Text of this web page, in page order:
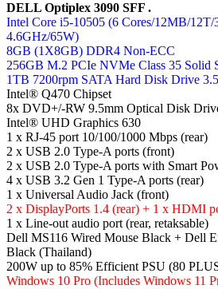
DELL Optiplex 3090 SFF .
Intel Core i5-10505 (6 Cores/12MB/
4.6GHz/65W)
8GB (1X8GB) DDR4 Non-ECC
256GB M.2 PCIe NVMe Class 35 Solid
1TB 7200rpm SATA Hard Disk Drive
Intel® Q470 Chipset
8x DVD+/-RW 9.5mm Optical Disk
Intel® UHD Graphics 630
1 x RJ-45 port 10/100/1000 Mbps (rear)
2 x USB 2.0 Type-A ports (front)
2 x USB 2.0 Type-A ports with Smart
4 x USB 3.2 Gen 1 Type-A ports (rear)
1 x Universal Audio Jack (front)
2 x DisplayPorts 1.4 (rear) + 1 x HDMI
1 x Line-out audio port (rear, retaksable)
Dell MS116 Wired Mouse Black + Dell
Black (Thailand)
200W up to 85% Efficient PSU (80
Windows 10 Pro (Includes Windows 11